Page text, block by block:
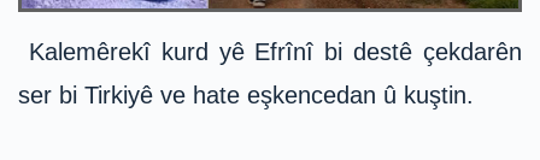
Kalemêrekî kurd yê Efrînî bi destê çekdarên
ser bi Tirkiyê ve hate eşkencedan û kuştin.